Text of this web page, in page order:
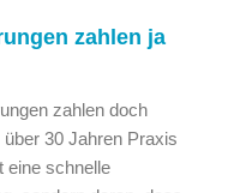
zahlen ja
zahlen doch
30 Jahren Praxis
eine schnelle